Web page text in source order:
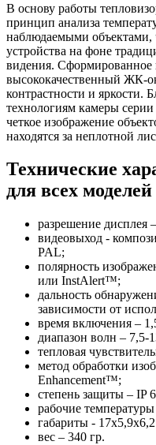
В основу работы
принцип анализа
наблюдаемыми объектами,
устройства на фоне
видения. Сформированное
высококачественный ЖК-
контрастности и яркости.
технологиям камеры
четкое изображение
находятся за неплотной
Технические
для всех
разрешение дисплея
видеовыход -
PAL;
полярность
или InstAlert™;
дальность
зависимости от
время включения –
диапазон волн – 7,5-
тепловая
метод обработки
Enhancement™;
степень защиты – IP
рабочие
габариты -
вес – 340 гр.